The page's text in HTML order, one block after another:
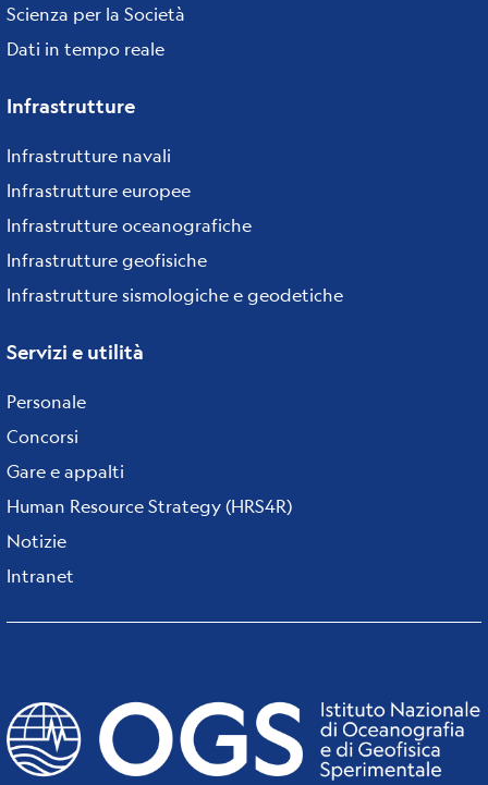
Scienza per la Società
Dati in tempo reale
Infrastrutture
Infrastrutture navali
Infrastrutture europee
Infrastrutture oceanografiche
Infrastrutture geofisiche
Infrastrutture sismologiche e geodetiche
Servizi e utilità
Personale
Concorsi
Gare e appalti
Human Resource Strategy (HRS4R)
Notizie
Intranet